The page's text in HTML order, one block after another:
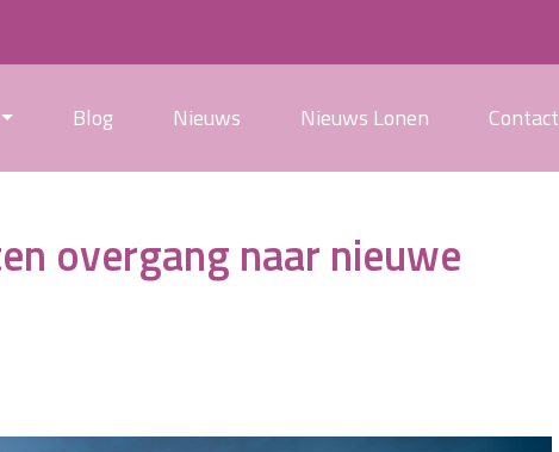
Blog Nieuws Nieuws Lonen Contact
overgang naar nieuwe